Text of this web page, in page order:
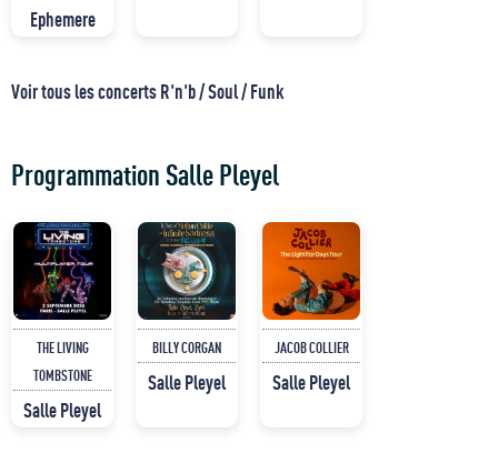
Ephemere
Voir tous les concerts R'n'b / Soul / Funk
Programmation Salle Pleyel
THE LIVING
TOMBSTONE
Salle Pleyel
BILLY CORGAN
Salle Pleyel
JACOB COLLIER
Salle Pleyel